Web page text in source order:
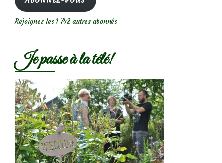
Rejoignez les 1 742 autres abonnés
Je passe à la télé!